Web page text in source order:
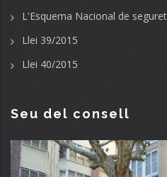
L'Esquema Nacional de
Llei 39/2015
Llei 40/2015
Seu del consell